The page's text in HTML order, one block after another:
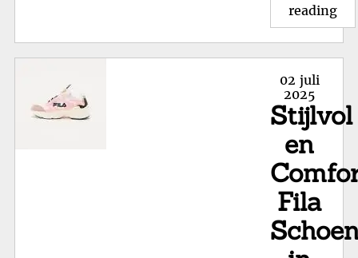
reading
37:
Posted
on
02 juli
2025
Stijlvol
en
Fila